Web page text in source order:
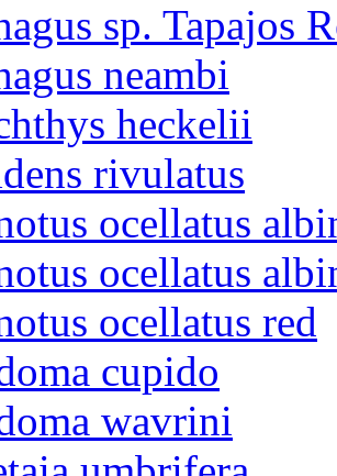
sp. Tapajos
neambi
heckelii
rivulatus
ocellatus
ocellatus
ocellatus red
cupido
wavrini